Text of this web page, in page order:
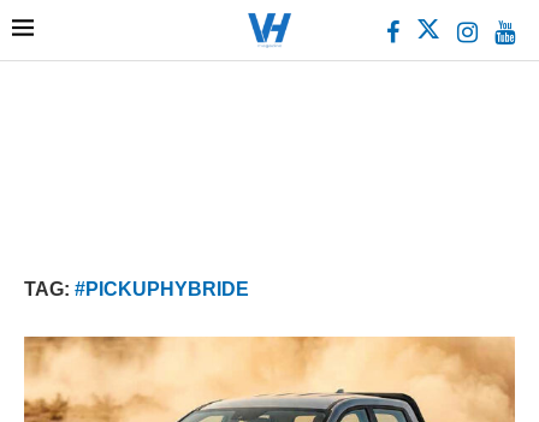
TAG: #PICKUPHYBRIDE